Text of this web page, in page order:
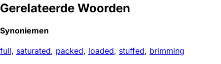
Gerelateerde Woorden
Synoniemen
full, saturated, packed, loaded, stuffed, brimming